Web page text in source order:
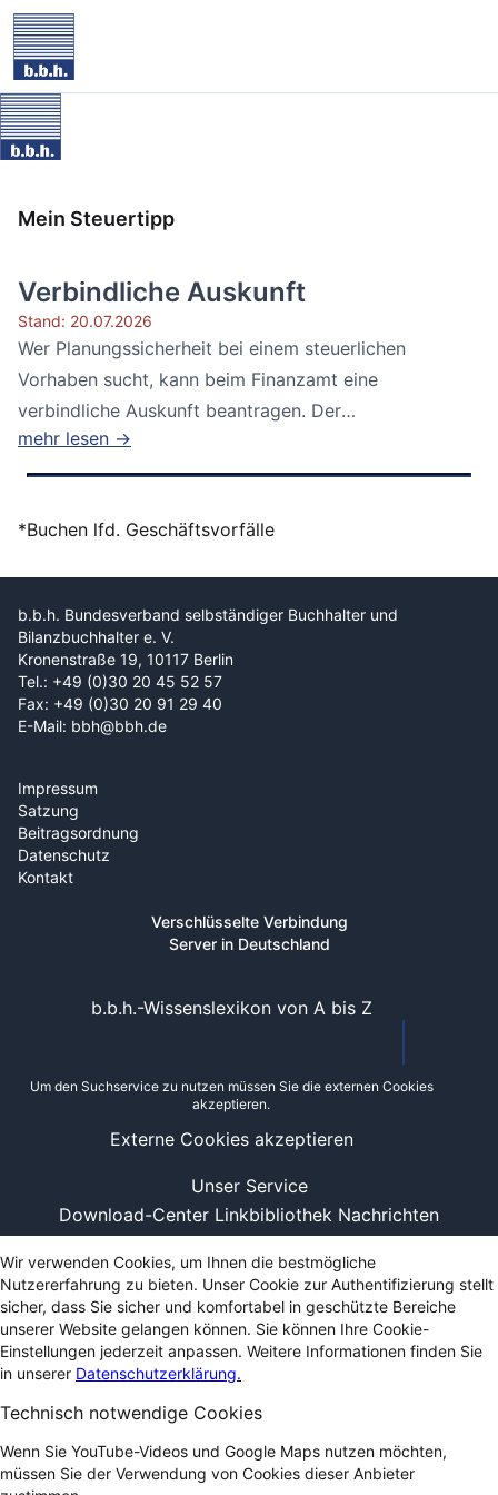
Mein Steuertipp
Verbindliche Auskunft
Stand: 20.07.2026
Wer Planungssicherheit bei einem steuerlichen
Vorhaben sucht, kann beim Finanzamt eine
verbindliche Auskunft beantragen. Der
Bundesfinanzhof...
mehr lesen →
*Buchen lfd. Geschäftsvorfälle
b.b.h. Bundesverband selbständiger Buchhalter und
Bilanzbuchhalter e. V.
Kronenstraße 19, 10117 Berlin
Tel.: +49 (0)30 20 45 52 57
Fax: +49 (0)30 20 91 29 40
E-Mail: bbh@bbh.de
Impressum
Satzung
Beitragsordnung
Datenschutz
Kontakt
Verschlüsselte Verbindung
Server in Deutschland
Unser Service
Download-Center Linkbibliothek Nachrichten
b.b.h.-Wissenslexikon von A bis Z
Um den Suchservice zu nutzen müssen Sie die externen Cookies
akzeptieren.
Externe Cookies akzeptieren
Wir verwenden Cookies, um Ihnen die bestmögliche
Nutzererfahrung zu bieten. Unser Cookie zur Authentifizierung stellt
sicher, dass Sie sicher und komfortabel in geschützte Bereiche
unserer Website gelangen können. Sie können Ihre Cookie-
Einstellungen jederzeit anpassen. Weitere Informationen finden Sie
in unserer Datenschutzerklärung.
Technisch notwendige Cookies
Wenn Sie YouTube-Videos und Google Maps nutzen möchten,
müssen Sie der Verwendung von Cookies dieser Anbieter